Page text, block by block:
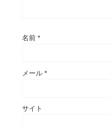
名前 *
メール *
サイト